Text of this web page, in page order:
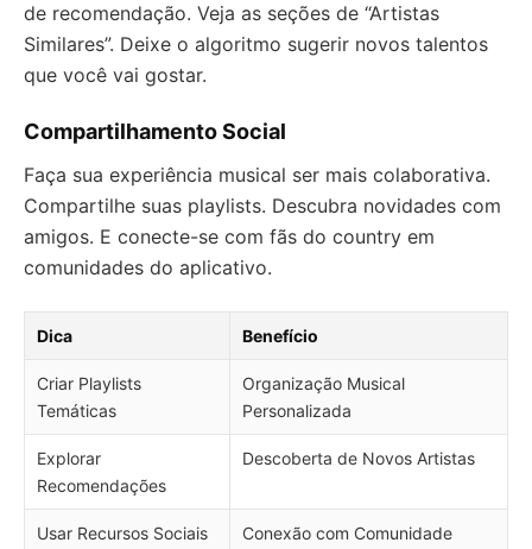
de recomendação. Veja as seções de “Artistas
Similares”. Deixe o algoritmo sugerir novos talentos
que você vai gostar.
Compartilhamento Social
Faça sua experiência musical ser mais colaborativa.
Compartilhe suas playlists. Descubra novidades com
amigos. E conecte-se com fãs do country em
comunidades do aplicativo.
Dica Benefício
Criar Playlists
Temáticas
Organização Musical
Personalizada
Explorar
Recomendações
Descoberta de Novos Artistas
Usar Recursos Sociais
Conexão com Comunidade